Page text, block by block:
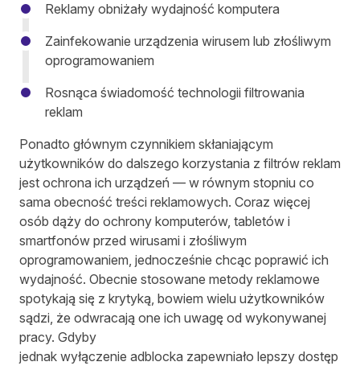
Reklamy obniżały wydajność komputera
Zainfekowanie urządzenia wirusem lub złośliwym
oprogramowaniem
Rosnąca świadomość technologii filtrowania
reklam
Ponadto głównym czynnikiem skłaniającym
użytkowników do dalszego korzystania z filtrów reklam
jest ochrona ich urządzeń — w równym stopniu co
sama obecność treści reklamowych. Coraz więcej
osób dąży do ochrony komputerów, tabletów i
smartfonów przed wirusami i złośliwym
oprogramowaniem, jednocześnie chcąc poprawić ich
wydajność. Obecnie stosowane metody reklamowe
spotykają się z krytyką, bowiem wielu użytkowników
sądzi, że odwracają one ich uwagę od wykonywanej
pracy. Gdyby
jednak wyłączenie adblocka zapewniało lepszy dostęp